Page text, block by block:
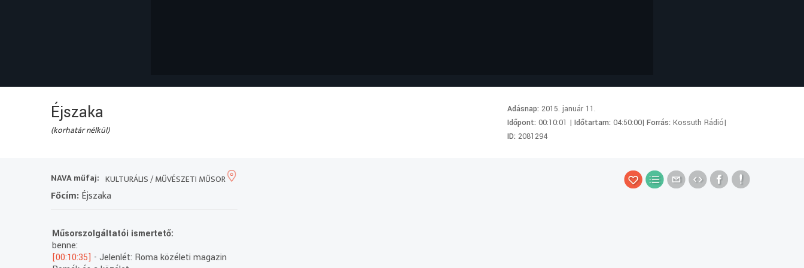
Éjszaka
(korhatár nélkül)
Adásnap:2015. január 11.
Időpont:00:10:01 |Időtartam:04:50:00|Forrás:Kossuth Rádió|
ID:2081294
NAVA műfaj: KULTURÁLIS / MŰVÉSZETI MŰSOR
Főcím:Éjszaka
Műsorszolgáltatói ismertető:
benne:
[00:10:35] - Jelenlét: Roma közéleti magazin